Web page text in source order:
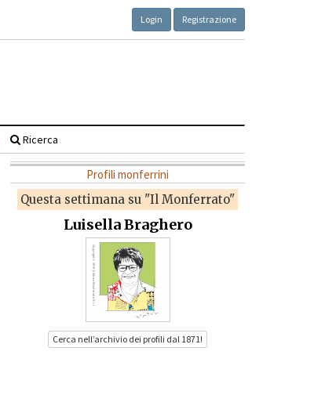
Login Registrazione
Ricerca
Profili monferrini
Questa settimana su "Il Monferrato"
Luisella Braghero
Cerca nell’archivio dei profili dal 1871!